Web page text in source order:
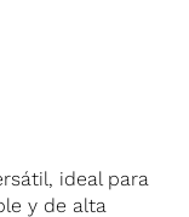
ideal para
y de alta